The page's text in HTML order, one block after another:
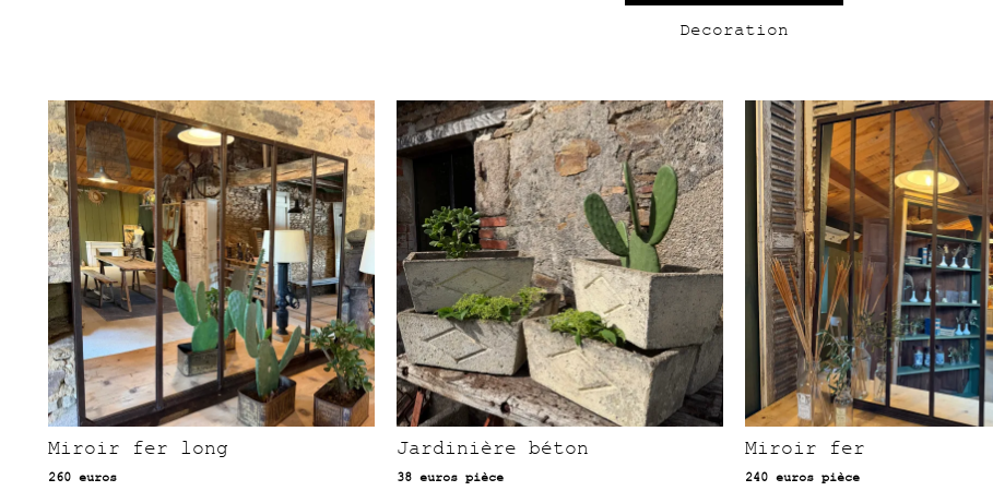
Decoration
Miroir fer long
260 euros
Jardinière béton
38 euros pièce
Miroir fer
240 euros pièce